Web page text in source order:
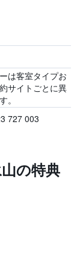
は客室タイプお
サイトごとに異
。
727 003
の特典